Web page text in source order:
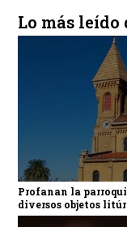
Lo más leído
Profanan la
diversos objetos